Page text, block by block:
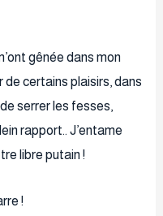
gênée dans mon
certains plaisirs, dans
serrer les fesses,
rapport.. J’entame
libre putain !
!